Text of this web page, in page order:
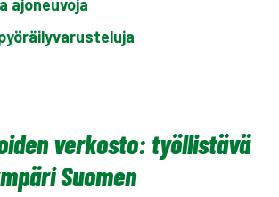
ajoneuvoja
verkosto: työllistävä
Suomen